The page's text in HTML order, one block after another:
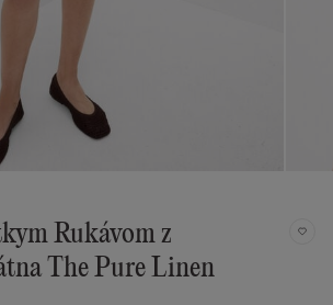
Rukávom z
The Pure Linen